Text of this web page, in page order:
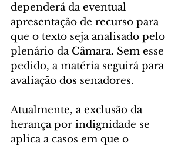
dependerá da eventual
apresentação de recurso para
que o texto seja analisado pelo
plenário da Câmara. Sem esse
pedido, a matéria seguirá para
avaliação dos senadores.
Atualmente, a exclusão da
herança por indignidade se
aplica a casos em que o